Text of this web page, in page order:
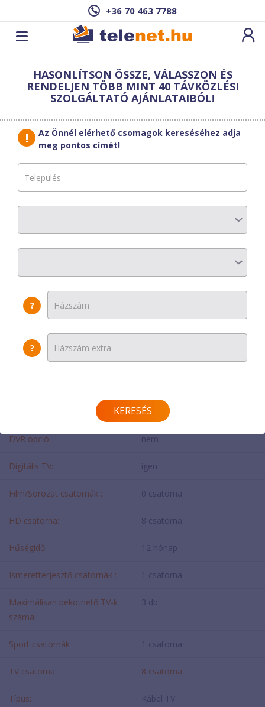
+36 70 463 7788
Ez a csomag sajnos nem elérhető az Ön
címén.Megnézem másik címen!
vissza a szolgáltatásokhoz
Moson Telecom
TV Minimum
Beltéri egység:
Egyszeri díj:
DVR opció: nem
Digitális TV: igen
Film/Sorozat csatornák : 0 csatorna
HD csatorna: 8 csatorna
Hűségidő: 12 hónap
Ismeretterjesztő csatornák : 1 csatorna
Maximálisan beköthető TV-k
száma:
3 db
Sport csatornák : 1 csatorna
TV csatorna: 8 csatorna
Típus: Kábel TV
HASONLÍTSON ÖSSZE, VÁLASSZON ÉS
RENDELJEN TÖBB MINT 40 TÁVKÖZLÉSI
SZOLGÁLTATÓ AJÁNLATAIBÓL!
Az Önnél elérhető csomagok kereséséhez adja
meg pontos címét!
?
?
KERESÉS